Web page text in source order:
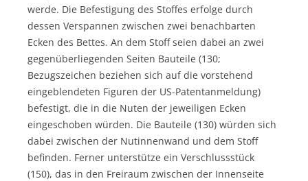
werde. Die Befestigung des Stoffes erfolge durch
dessen Verspannen zwischen zwei benachbarten
Ecken des Bettes. An dem Stoff seien dabei an zwei
gegenüberliegenden Seiten Bauteile (130;
Bezugszeichen beziehen sich auf die vorstehend
eingeblendeten Figuren der US-Patentanmeldung)
befestigt, die in die Nuten der jeweiligen Ecken
eingeschoben würden. Die Bauteile (130) würden sich
dabei zwischen der Nutinnenwand und dem Stoff
befinden. Ferner unterstütze ein Verschlussstück
(150), das in den Freiraum zwischen der Innenseite